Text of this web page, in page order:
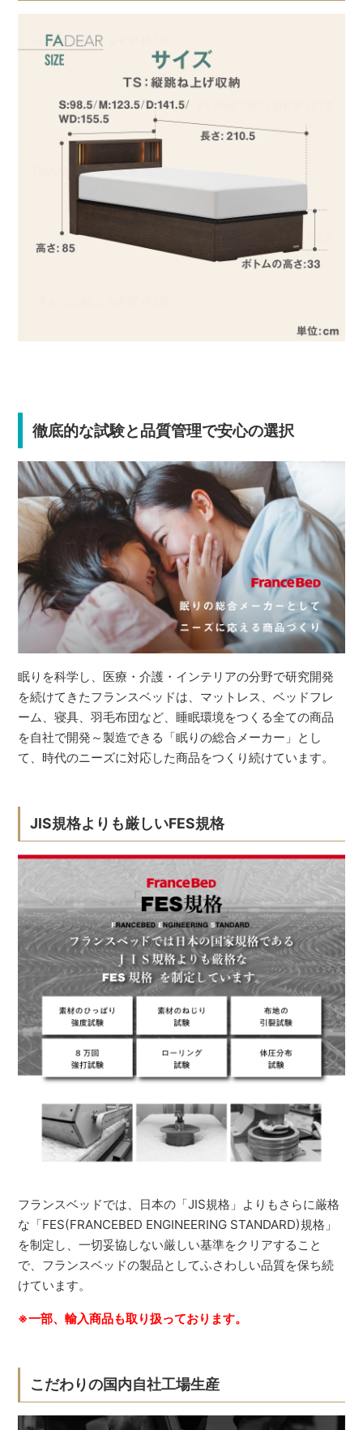
徹底的な試験と品質管理で安心の選択
眠りを科学し、医療・介護・インテリアの分野で研究開発
を続けてきたフランスベッドは、マットレス、ベッドフレ
ーム、寝具、羽毛布団など、睡眠環境をつくる全ての商品
を自社で開発～製造できる「眠りの総合メーカー」とし
て、時代のニーズに対応した商品をつくり続けています。
JIS規格よりも厳しいFES規格
フランスベッドでは、日本の「JIS規格」よりもさらに厳格
な「FES(FRANCEBED ENGINEERING STANDARD)規格」
を制定し、一切妥協しない厳しい基準をクリアすること
で、フランスベッドの製品としてふさわしい品質を保ち続
けています。
※一部、輸入商品も取り扱っております。
こだわりの国内自社工場生産